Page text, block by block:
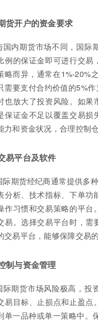
货开户的资金要求
国内期货市场不同，国际
例的保证金即可进行交易
略而异，通常在1%-20%
需要支付合约价值的5%
也放大了投资风险。如果
保证金不足以覆盖交易损
力和资金状况，合理控制
易平台及软件
际期货经纪商通常提供多
分析、技术指标、下单功
作习惯和交易策略的平
易。选择交易平台时，需
交易平台，能够保障交易
制与资金管理
际期货市场风险极高，投
易目标、止损点和止盈
单一品种或单一策略中。